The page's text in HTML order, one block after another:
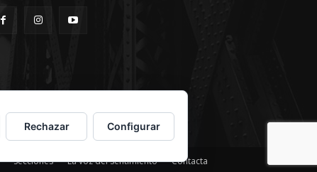
Secciones La voz del sentimiento Contacta
Rechazar Configurar